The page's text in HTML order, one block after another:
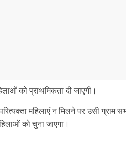
को प्राथमिकता दी जाएगी।
महिलाएं न मिलने पर उसी ग्राम
को चुना जाएगा।